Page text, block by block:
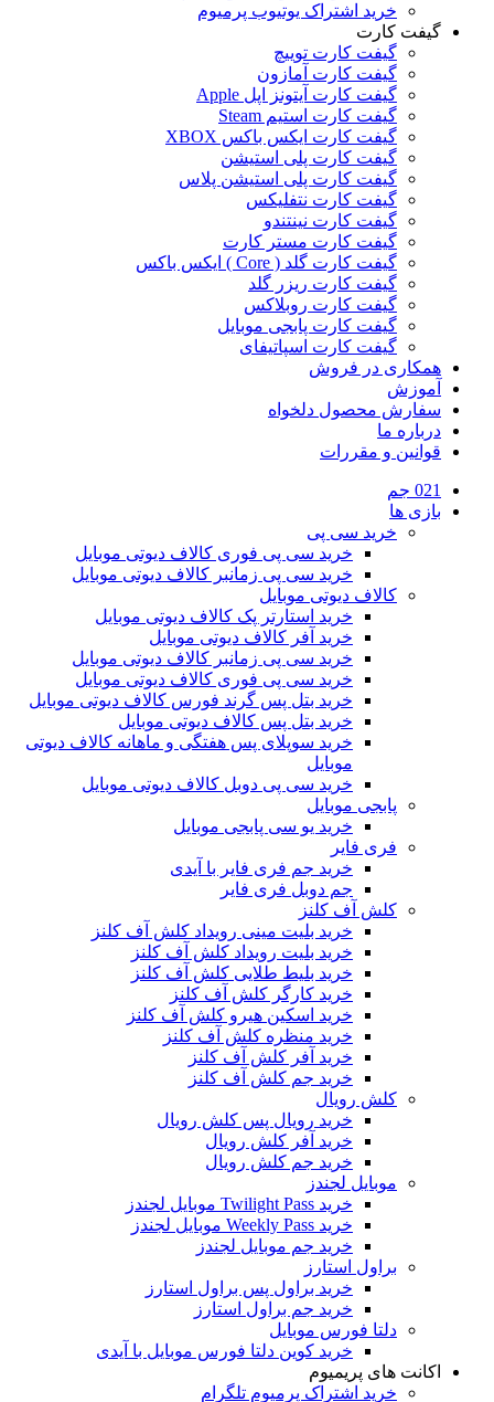
خرید اشتراک یوتیوب پرمیوم
گیفت کارت
گیفت کارت توییچ
گیفت کارت آمازون
گیفت کارت آیتونز اپل Apple
گیفت کارت استیم Steam
گیفت کارت ایکس باکس XBOX
گیفت کارت پلی استیشن
گیفت کارت پلی استیشن پلاس
گیفت کارت نتفلیکس
گیفت کارت نینتندو
گیفت کارت مستر کارت
گیفت کارت گلد ( Core ) ایکس باکس
گیفت کارت ریزر گلد
گیفت کارت روبلاکس
گیفت کارت پابجی موبایل
گیفت کارت اسپاتیفای
همکاری در فروش
آموزش
سفارش محصول دلخواه
درباره ما
قوانین و مقررات
021 جم
بازی ها
خرید سی پی
خرید سی پی فوری کالاف دیوتی موبایل
خرید سی پی زمانبر کالاف دیوتی موبایل
کالاف دیوتی موبایل
خرید استارتر پک کالاف دیوتی موبایل
خرید آفر کالاف دیوتی موبایل
خرید سی پی زمانبر کالاف دیوتی موبایل
خرید سی پی فوری کالاف دیوتی موبایل
خرید بتل پس گرند فورس کالاف دیوتی موبایل
خرید بتل پس کالاف دیوتی موبایل
خرید سوپلای پس هفتگی و ماهانه کالاف دیوتی
موبایل
خرید سی پی دوبل کالاف دیوتی موبایل
پابجی موبایل
خرید یو سی پابجی موبایل
فری فایر
خرید جم فری فایر با آیدی
جم دوبل فری فایر
کلش آف کلنز
خرید بلیت مینی رویداد کلش آف کلنز
خرید بلیت رویداد کلش آف کلنز
خرید بلیط طلایی کلش آف کلنز
خرید کارگر کلش آف کلنز
خرید اسکین هیرو کلش آف کلنز
خرید منظره کلش آف کلنز
خرید آفر کلش آف کلنز
خرید جم کلش آف کلنز
کلش رویال
خرید رویال پس کلش رویال
خرید آفر کلش رویال
خرید جم کلش رویال
موبایل لجندز
خرید Twilight Pass موبایل لجندز
خرید Weekly Pass موبایل لجندز
خرید جم موبایل لجندز
براول استارز
خرید براول پس براول استارز
خرید جم براول استارز
دلتا فورس موبایل
خرید کوین دلتا فورس موبایل با آیدی
اکانت های پریمیوم
خرید اشتراک پرمیوم تلگرام